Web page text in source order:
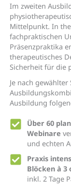
Im zweiten
Mittelpunkt. In
fachpraktischen
Präsenzpraktika
therapeutisches
Sicherheit für die
Je nach gewählter
Ausbildung
Über 60
Webinare
und echten
Praxis
Blöcken à 3
inkl. 2 Tage